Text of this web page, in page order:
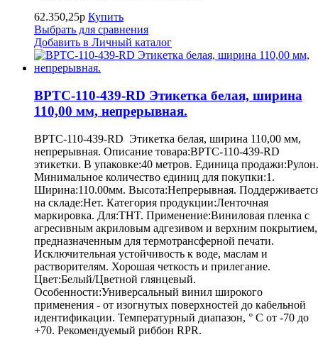
62.350,25р Купить
Выбрать для сравнения
Добавить в Личный каталог
BPTC-110-439-RD Этикетка белая, ширина
110,00 мм, непрерывная.
BPTC-110-439-RD Этикетка белая, ширина 110,00 мм,
непрерывная. Описание товара:BPTC-110-439-RD
этикетки. В упаковке:40 метров. Единица продажи:Рулон.
Минимальное количество единиц для покупки:1.
Ширина:110.00мм. Высота:Непрерывная.
на складе:Нет. Категория продукции:Ленточная
маркировка. Для:THT. Применение:Виниловая пленка с
агресивным акриловым адгезивом и верхним покрытием,
предназначенным для термотрансферной печати.
Исключительная устойчивость к воде, маслам и
растворителям. Хорошая четкость и прилегание.
Цвет:Белый/Цветной глянцевый.
Особенности:Универсальный винил широкого
применения - от изогнутых поверхностей до кабельной
идентификации. Температурный диапазон, ° С от -70 до
+70. Рекомендуемый риббон RPR.